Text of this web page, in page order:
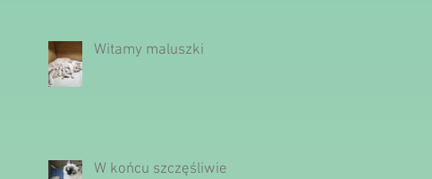
Witamy maluszki
W końcu szczęśliwie